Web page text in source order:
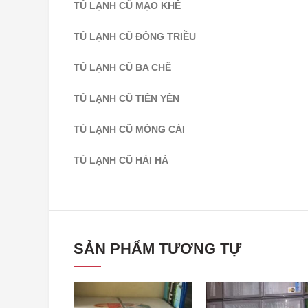
TỦ LẠNH CŨ TIÊN YÊN
TỦ LẠNH CŨ MÓNG CÁI
TỦ LẠNH CŨ HẢI HÀ
SẢN PHẨM TƯƠNG TỰ